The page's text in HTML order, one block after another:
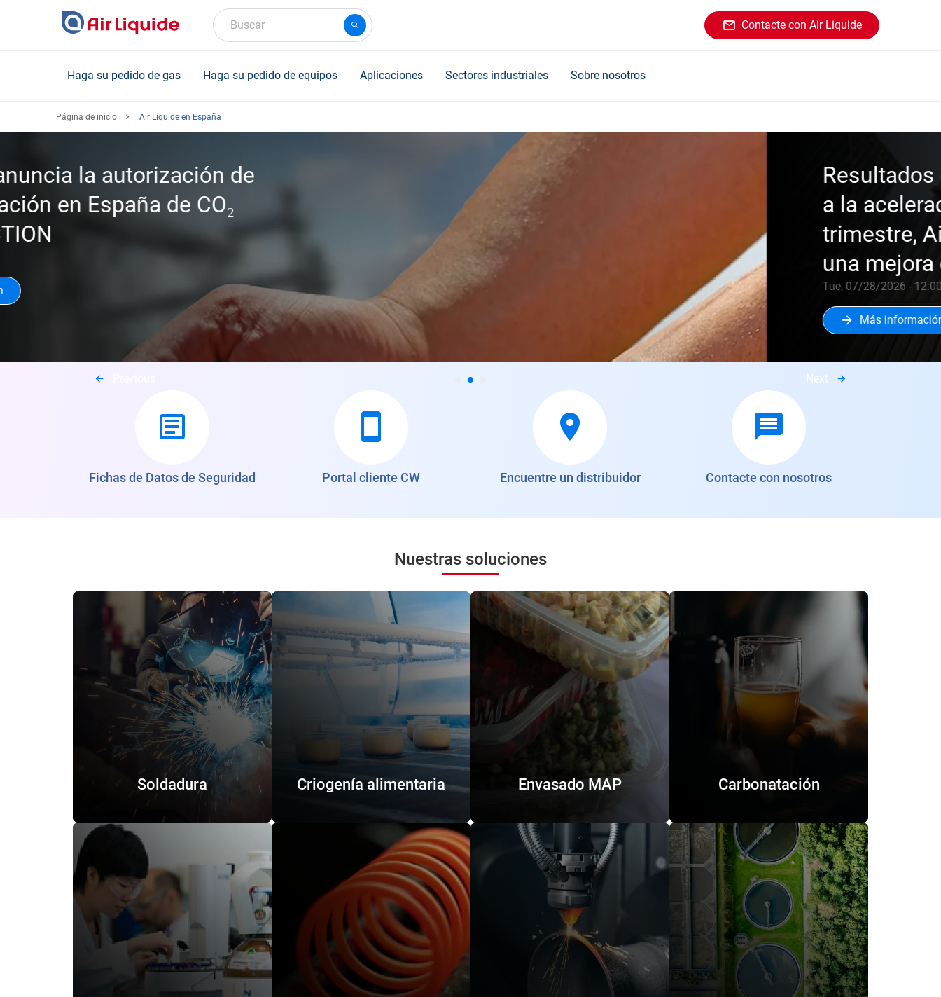
Buscar Contacte con Air Liquide
Haga su pedido de gas Haga su pedido de equipos Aplicaciones Sectores industriales Sobre nosotros
Página de inicio Air Liquide en España
Resultados del primer semestre de 2026: gracias
a la aceleración registrada en el segundo
trimestre, Air Liquide combina el crecimiento con
una mejora continua de su rendimiento
Más información
Next
Fichas de Datos de Seguridad Portal cliente CW Encuentre un distribuidor Contacte con nosotros
Nuestras soluciones
Soldadura Criogenía alimentaria Envasado MAP Carbonatación